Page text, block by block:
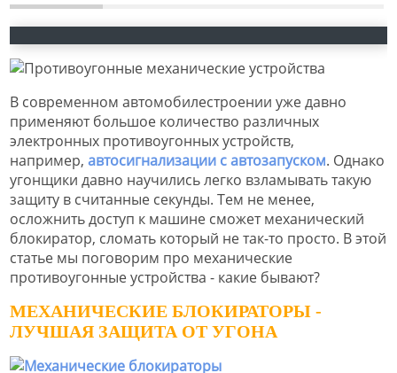
В современном автомобилестроении уже давно
применяют большое количество различных
электронных противоугонных устройств,
например, автосигнализации с автозапуском. Однако
угонщики давно научились легко взламывать такую
защиту в считанные секунды. Тем не менее,
осложнить доступ к машине сможет механический
блокиратор, сломать который не так-то просто. В этой
статье мы поговорим про механические
противоугонные устройства - какие бывают?
МЕХАНИЧЕСКИЕ БЛОКИРАТОРЫ -
ЛУЧШАЯ ЗАЩИТА ОТ УГОНА